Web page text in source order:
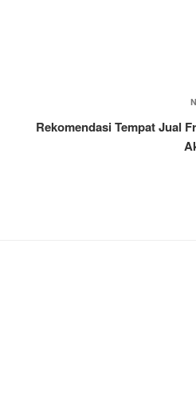
Rekomendasi Tempat Jual